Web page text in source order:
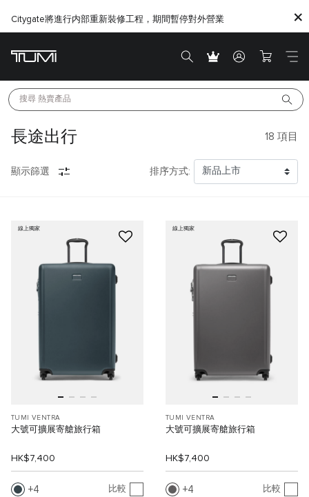
Citygate將進行内部重新裝修工程，期間暫停對外營業
搜尋 熱賣產品
長途出行 18 項目
顯示篩選 排序方式:
線上獨家
TUMI VENTRA
大號可擴展寄艙旅行箱
HK$7,400
4 比較
線上獨家
TUMI VENTRA
大號可擴展寄艙旅行箱
HK$7,400
4 比較